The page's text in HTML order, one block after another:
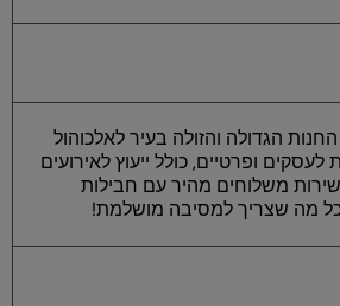
הגדולה והזולה בעיר לאלכוהול
ופרטיים, כולל ייעוץ לאירועים
משלוחים מהיר עם חבילות
מה שצריך למסיבה מושלמת!